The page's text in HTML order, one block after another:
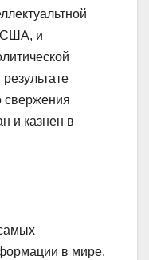
США, и
свержения
и казнен в
в мире.